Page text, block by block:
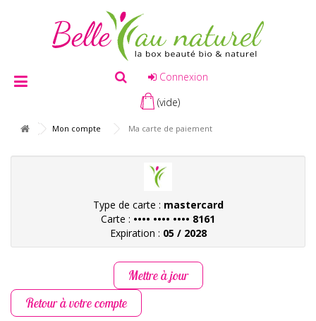
Connexion
(vide)
Mon compte Ma carte de paiement
Type de carte : mastercard
Carte : •••• •••• •••• 8161
Expiration : 05 / 2028
Mettre à jour
Retour à votre compte